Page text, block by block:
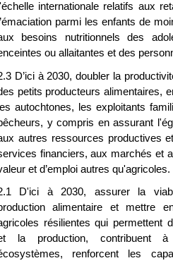
internationale relatifs aux
parmi les enfants de
besoins nutritionnels des
ou allaitantes et des
D’ici à 2030, doubler la
petits producteurs alimentaires,
autochtones, les exploitants
y compris en assurant
autres ressources productives
financiers, aux marchés et
et d’emploi autres qu'agricoles.
D'ici à 2030, assurer la
alimentaire et mettre
résilientes qui permettent
la production, contribuent
renforcent les